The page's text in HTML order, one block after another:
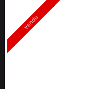
du monde autour d...
Vendu